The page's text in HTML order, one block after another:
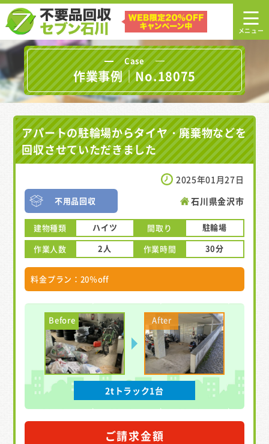
Case
作業事例｜No.18075
アパートの駐輪場からタイヤ・廃棄物などを
回収させていただきました
2025年01月27日
不用品回収 石川県金沢市
建物種類 ハイツ 間取り
駐輪場
作業人数
2人 作業時間 30分
料金プラン：20％off
2tトラック1台
ご請求金額